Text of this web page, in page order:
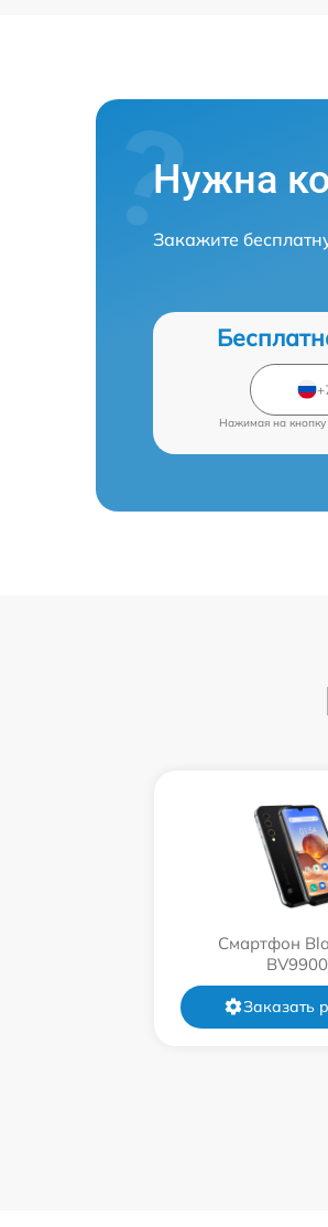
Нужна
Закажите
Нажимая на кнопку
Смартфон
Заказать